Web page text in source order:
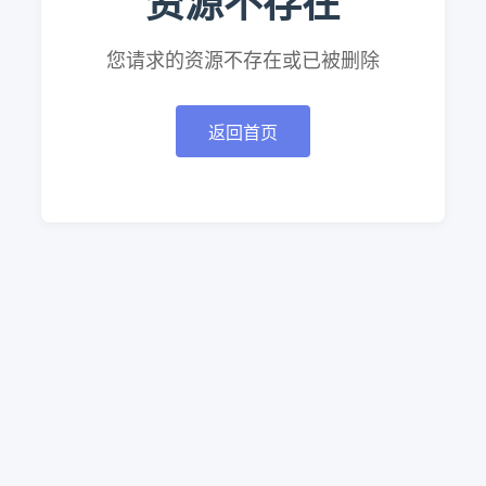
您请求的资源不存在或已被删除
返回首页